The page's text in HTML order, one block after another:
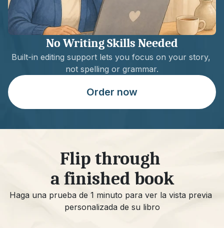
No Writing Skills Needed
Built-in editing support lets you focus on your story,
not spelling or grammar.
Order now
Flip through
a finished book
Haga una prueba de 1 minuto para ver la vista previa
personalizada de su libro